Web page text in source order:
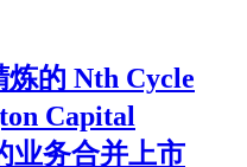
的 Nth Cycle
Capital
业务合并上市